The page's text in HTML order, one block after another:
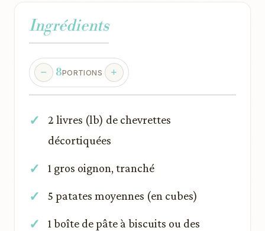
Ingrédients
8PORTIONS
2 livres (lb) de chevrettes
décortiquées
1 gros oignon, tranché
5 patates moyennes (en cubes)
1 boîte de pâte à biscuits ou des